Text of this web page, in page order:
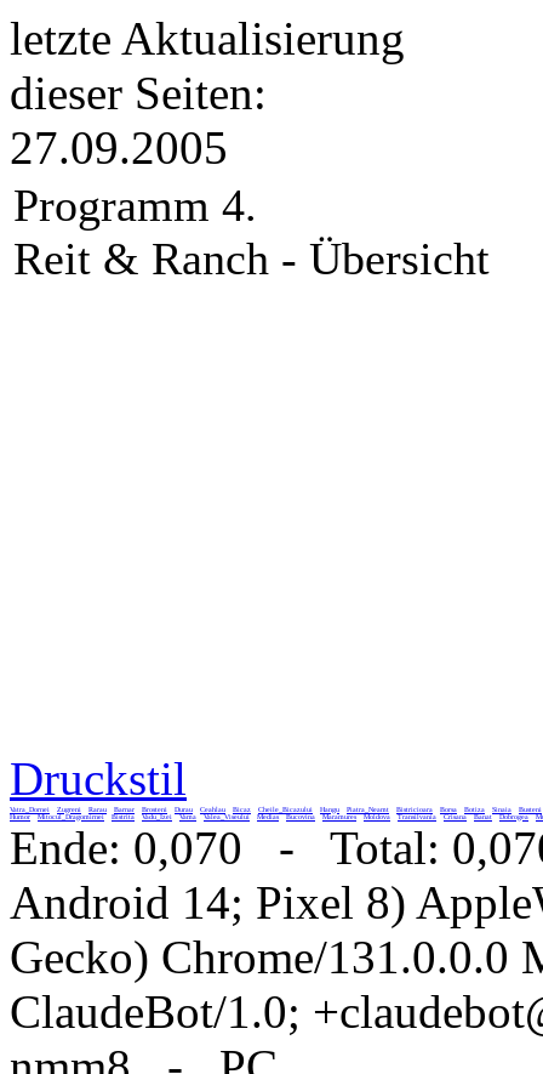
letzte Aktualisierung
dieser Seiten:
27.09.2005
Programm 4.
Reit & Ranch - Übersicht
Druckstil
Vatra_Dornei Zugreni Rarau Barnar Brosteni Durau Ceahlau Bicaz Cheile_Bicazului Hangu Piatra_Neamt Bistricioara Borsa Botiza Sinaia
Busteni
Humor
Mitocul_Dragomirnei Bistrita Vadu_Izei Vama Valea_Viseului Medias Bucovina Maramures Moldova Transilvania Crisana Banat Dobrogea
Ende: 0,070 - Total:
Android 14; Pixel 8)
Gecko) Chrome/131.0.0.0
ClaudeBot/1.0;